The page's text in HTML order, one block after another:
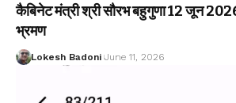
कैबिनेट मंत्री श्री सौरभ बहुगुणा 12 जून
भ्रमण
Lokesh Badoni June 11, 2026